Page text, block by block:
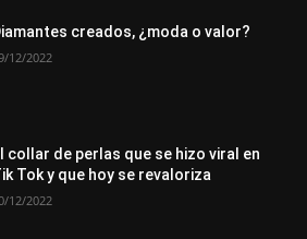
creados, ¿moda o valor?
12/2022
collar de perlas que se hizo viral en
Tok y que hoy se revaloriza
12/2022